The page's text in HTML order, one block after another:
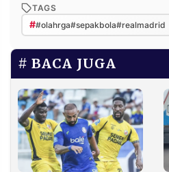
TAGS
##olahrga#sepakbola#realmadrid
BACA JUGA